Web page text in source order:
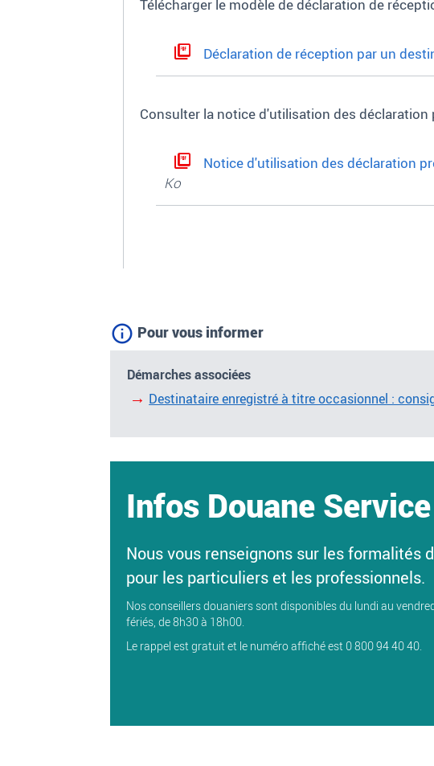
Télécharger le modèle de déclaration de
Déclaration de réception par un
Consulter la notice d'utilisation des déclaration
Notice d'utilisation des déclaration
Ko
Pour vous informer
Démarches associées
Destinataire enregistré à titre occasionnel :
Infos Douane Service
Nous vous renseignons sur les formalités
pour les particuliers et les professionnels.
Nos conseillers douaniers sont disponibles du lundi au
fériés, de 8h30 à 18h00.
Le rappel est gratuit et le numéro affiché est 0 800 94 40 40.